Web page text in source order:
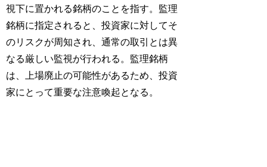
視下に置かれる銘柄のことを指す。監理
銘柄に指定されると、投資家に対してそ
のリスクが周知され、通常の取引とは異
なる厳しい監視が行われる。監理銘柄
は、上場廃止の可能性があるため、投資
家にとって重要な注意喚起となる。